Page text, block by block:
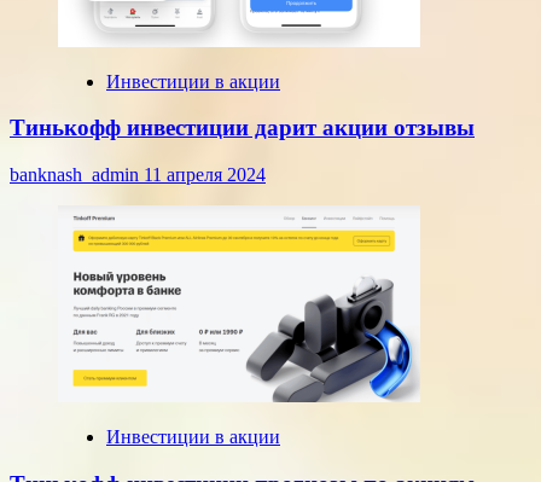
Инвестиции в акции
Тинькофф инвестиции дарит акции отзывы
banknash_admin 11 апреля 2024
Инвестиции в акции